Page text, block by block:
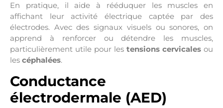
En pratique, il aide à rééduquer les muscles en
affichant leur activité électrique captée par des
électrodes. Avec des signaux visuels ou sonores, on
apprend à renforcer ou détendre les muscles,
particulièrement utile pour les tensions cervicales ou
les céphalées.
Conductance
électrodermale (AED)